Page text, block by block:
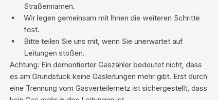
Straßennamen.
Wir legen gemeinsam mit Ihnen die weiteren Schritte
fest.
Bitte teilen Sie uns mit, wenn Sie unerwartet auf
Leitungen stoßen.
Achtung: Ein demontierter Gaszähler bedeutet nicht, dass
es am Grundstück keine Gasleitungen mehr gibt. Erst durch
eine Trennung vom Gasverteilernetz ist sichergestellt, dass